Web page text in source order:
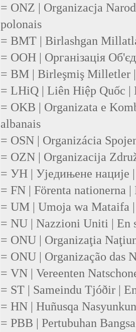
= ONZ | Organizacja
polonais
= BMT | Birlashgan
= ООН | Організація
= BM | Birleşmiş Milletler
= LHiQ | Liên Hiệp Quốc |
= OKB | Organizata e
albanais
= OSN | Organizácia
= OZN | Organizacija
= УН | Уједињене нације
= FN | Förenta nationerna |
= UM | Umoja wa Mataifa
= NU | Nazzioni Uniti | En
= ONU | Organizaţia
= ONU | Organização das
= VN | Vereenten
= ST | Sameindu Tjóðir |
= HN | Huñusqa
= PBB | Pertubuhan